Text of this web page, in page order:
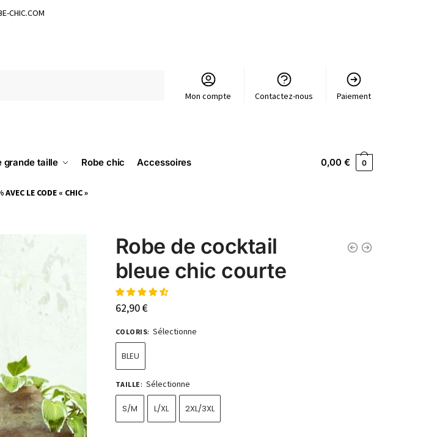
CHIC.COM
Mon compte Contactez-nous Paiement
grande taille Robe chic Accessoires 0,00€ 0
LE CODE « CHIC »
Robe de cocktail
bleue chic courte
62,90€
COLORIS: Sélectionne
BLEU
TAILLE: Sélectionne
S/M L/XL 2XL/3XL